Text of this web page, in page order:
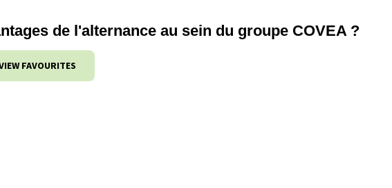
de l'alternance au sein du groupe COVEA ?
FAVOURITES